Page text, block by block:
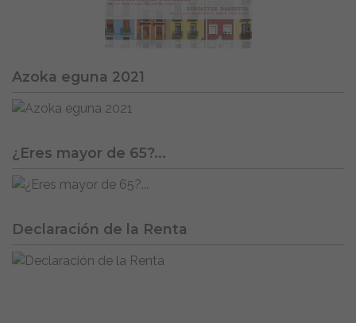
Azoka eguna 2021
¿Eres mayor de 65?...
Declaración de la Renta